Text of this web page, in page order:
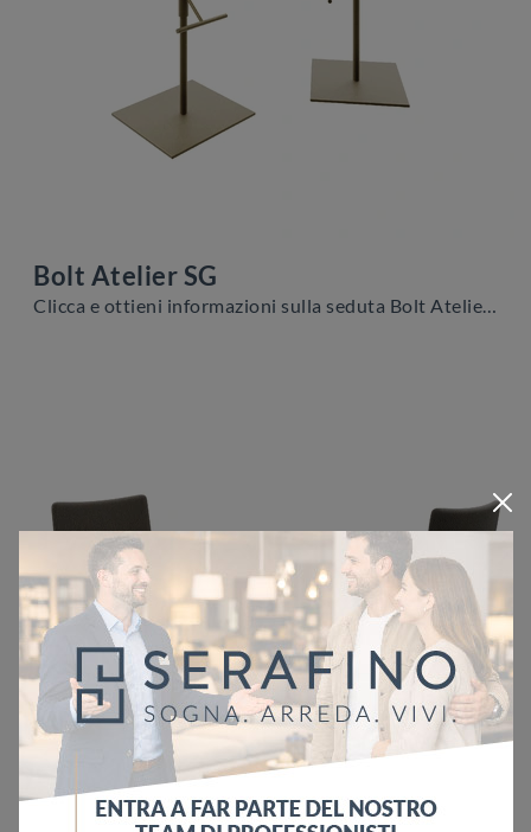
Bolt Atelier SG
Clicca e ottieni informazioni sulla seduta Bolt Atelier SG di Zamagna in tessuto: le più belle Sedie sgabelli design ti aspettano.